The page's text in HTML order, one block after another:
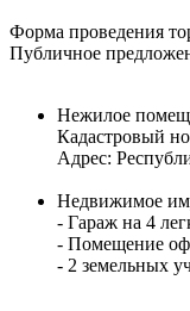
Форма проведения
Публичное
Нежилое
Кадастровый
Адрес:
Недвижимое
- Гараж на 4
- Помещение
- 2 земельных